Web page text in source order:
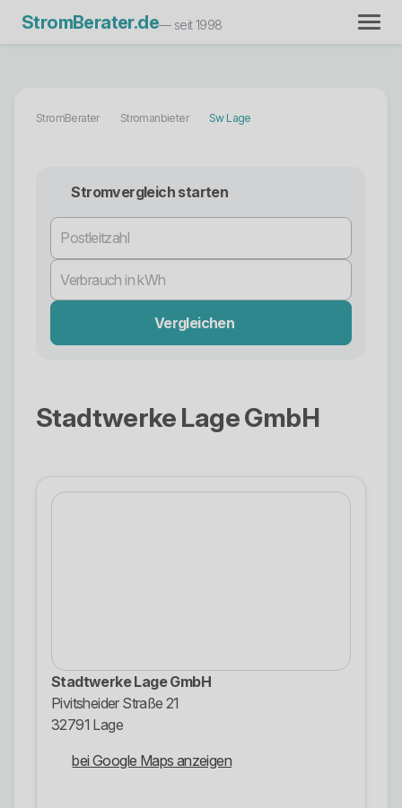
StromBerater.de— seit 1998
StromBerater Stromanbieter Sw Lage
Stromvergleich starten
Vergleichen
Stadtwerke Lage GmbH
Stadtwerke Lage GmbH
Pivitsheider Straße 21
32791 Lage
bei Google Maps anzeigen